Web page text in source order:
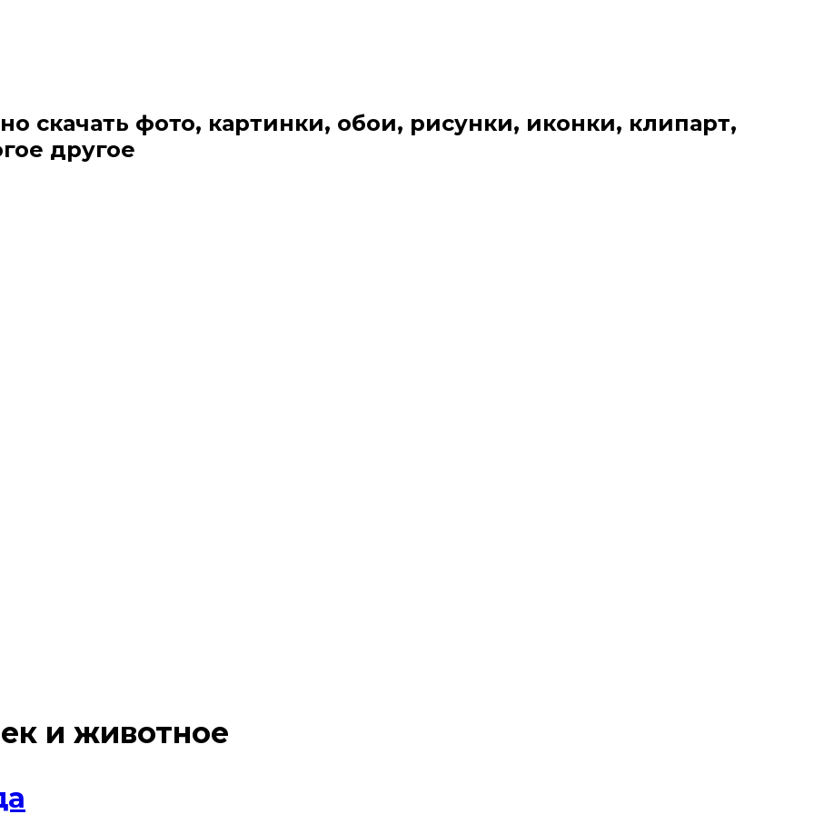
скачать фото, картинки, обои, рисунки, иконки, клипарт,
другое
и животное